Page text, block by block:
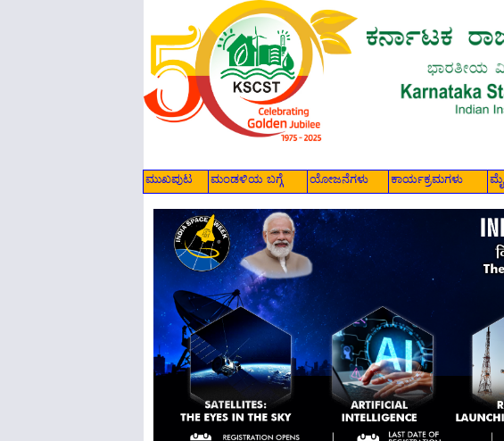
ಮುಖಪುಟ ಮಂಡಳಿಯ ಬಗ್ಗೆ ಯೋಜನೆಗಳು ಕಾರ್ಯಕ್ರಮಗಳು